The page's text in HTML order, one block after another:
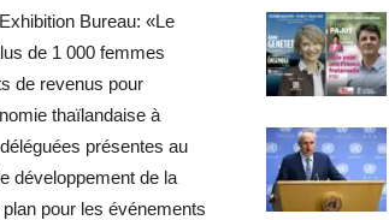
Bureau: «Le
de 1 000 femmes
de revenus pour
thaïlandaise à
présentes au
développement de la
pour les événements